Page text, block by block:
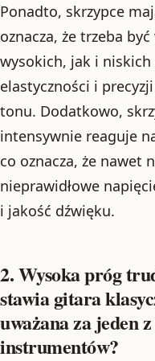
Ponadto, skrzypce
oznacza, że trzeba
wysokich, jak i
elastyczności i
tonu. Dodatkowo,
intensywnie reaguje
co oznacza, że nawet
nieprawidłowe
i jakość dźwięku.
2. Wysoka próg
stawia gitara
uważana za jeden
instrumentów?